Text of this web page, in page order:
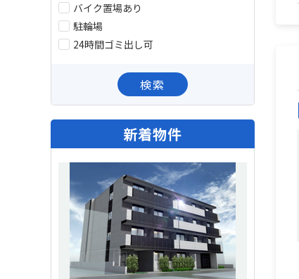
バイク置場あり
駐輪場
24時間ゴミ出し可
検索
新着物件